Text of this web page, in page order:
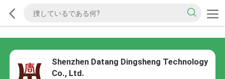
Shenzhen Datang Dingsheng Technology
Co., Ltd.